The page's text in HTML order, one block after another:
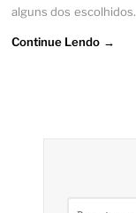
alguns dos escolhidos.
Continue Lendo →